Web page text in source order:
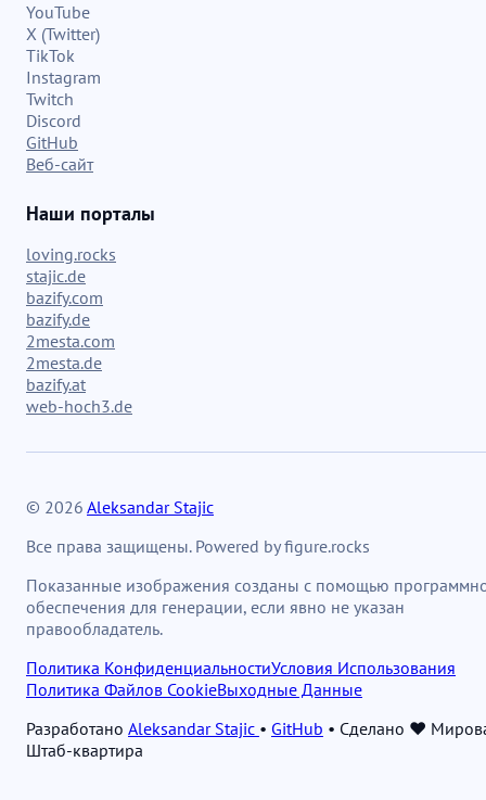
YouTube
X (Twitter)
TikTok
Instagram
Twitch
Discord
GitHub
Веб-сайт
Наши порталы
loving.rocks
stajic.de
bazify.com
bazify.de
2mesta.com
2mesta.de
bazify.at
web-hoch3.de
© 2026 Aleksandar Stajic
Все права защищены. Powered by figure.rocks
Показанные изображения созданы с помощью
обеспечения для генерации, если явно не указан
правообладатель.
Политика КонфиденциальностиУсловия Использования
Политика Файлов CookieВыходные Данные
Разработано Aleksandar Stajic • GitHub • Сделано ❤️
Штаб-квартира